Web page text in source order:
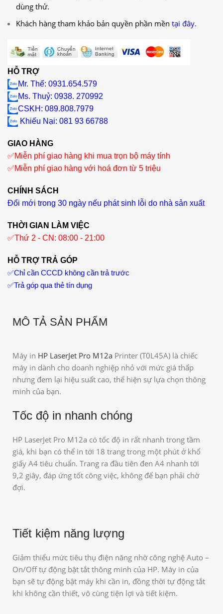
dùng thử.
Khách hàng tham khảo bản quyền phần mền tại đây.
HỖ TRỢ
Mr. Thể: 0931.654.579
Ms. Thuỷ: 0938. 270992
CSKH: 089.808.7979
Khiếu Nại: 081 93 66788
GIAO HÀNG
✅Miễn phí giao hàng khi mua trọn bộ máy tính
✅Miễn phí giao hàng với hoá đơn từ 5 triệu
CHÍNH SÁCH
Đổi mới trong 30 ngày nếu phát sinh lỗi do nhà sản xuất
THỜI GIAN LÀM VIỆC
✅Thứ 2 - CN: 08:00 - 21:00
HỖ TRỢ TRẢ GÓP
✅Chỉ cần CCCD không cần trả trước
✅Trả góp qua thẻ tín dụng
MÔ TẢ SẢN PHẨM
Máy in HP LaserJet Pro M12a Printer (T0L45A) là chiếc
máy in dành cho doanh nghiệp nhỏ với mức giá thấp
nhưng đem lại hiệu suất cao, thể hiện sự lựa chọn thông
minh của bạn.
Tốc độ in nhanh chóng
HP LaserJet Pro M12a có tốc độ in rất nhanh trong tầm
giá, khi bạn có thể in tới 18 trang trong một phút ở khổ
giấy A4 tiêu chuẩn. Trang ra đầu tiên đen A4 nhanh tới
9,2 giây, đáp ứng tốt công việc, không để bạn phải chờ
đợi.
Tiết kiệm năng lượng
Giảm thiểu mức tiêu thụ điện năng nhờ công nghệ Auto –
On/Off tự động bật tắt thông minh của HP. Máy in của
bạn sẽ tự động bật máy khi cần in, đồng thời tự động tắt
khi không cần thiết, vô cùng tiện lợi và tiết kiệm.